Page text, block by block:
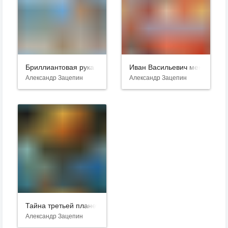
Бриллиантовая рука
Александр Зацепин
Иван Васильевич меняет
Александр Зацепин
Тайна третьей планеты
Александр Зацепин